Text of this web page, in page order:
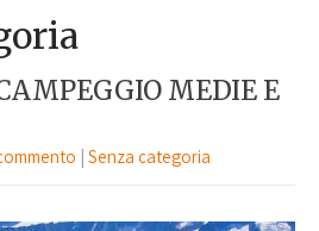
MEDIE E
| Senza categoria